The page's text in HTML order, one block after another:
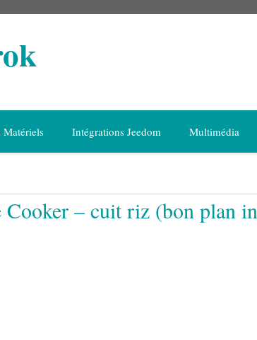
Matériels Intégrations Jeedom Multimédia
– cuit riz (bon plan